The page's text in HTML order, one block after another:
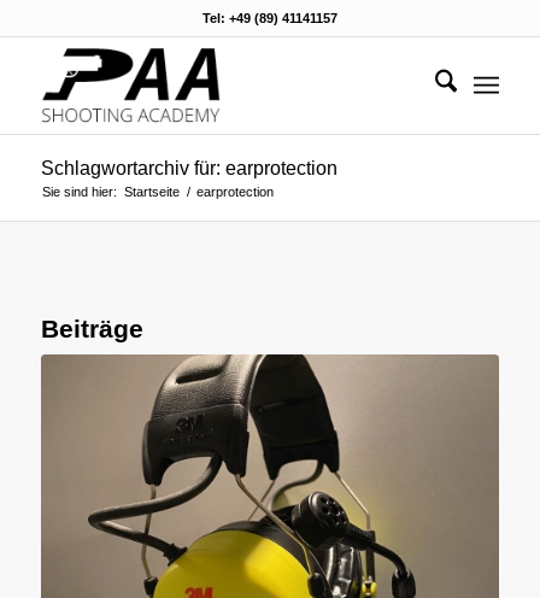
Tel: +49 (89) 41141157
Schlagwortarchiv für: earprotection
Sie sind hier: Startseite / earprotection
Beiträge